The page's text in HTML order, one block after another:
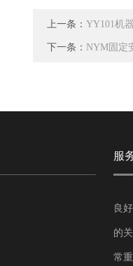
上一条： YY101机
下一条： NYM固定
服
良
的
常